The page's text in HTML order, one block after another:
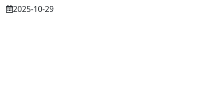
2025-10-29